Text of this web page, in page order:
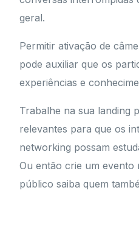
geral.
Permitir ativação de
pode auxiliar que os
experiências e
Trabalhe na sua landing
relevantes para que os
networking possam
Ou então crie um evento
público saiba quem